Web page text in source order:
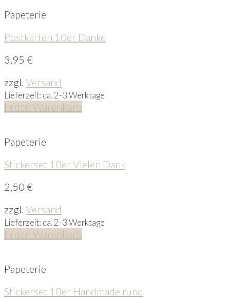
Papeterie
Postkarten 10er Danke
3,95 €
zzgl. Versand
Lieferzeit: ca. 2-3 Werktage
In den Warenkorb
Papeterie
Stickerset 10er Vielen Dank
2,50 €
zzgl. Versand
Lieferzeit: ca. 2-3 Werktage
In den Warenkorb
Papeterie
Stickerset 10er Handmade rund